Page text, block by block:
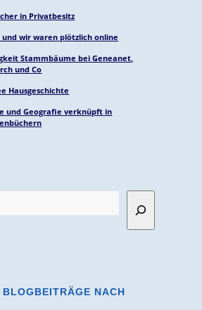
in Privatbesitz
und wir waren plötzlich online
Stammbäume bei Geneanet,
und Co
Hausgeschichte
und Geografie verknüpft in
BLOGBEITRÄGE NACH